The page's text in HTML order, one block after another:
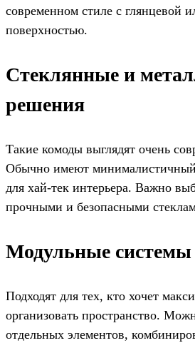
современном стиле с глянцевой
поверхностью.
Стеклянные и
решения
Такие комоды выглядят очень
Обычно имеют минималистичный
для хай-тек интерьера. Важно
прочными и безопасными
Модульные системы
Подходят для тех, кто хочет
организовать пространство.
отдельных элементов,